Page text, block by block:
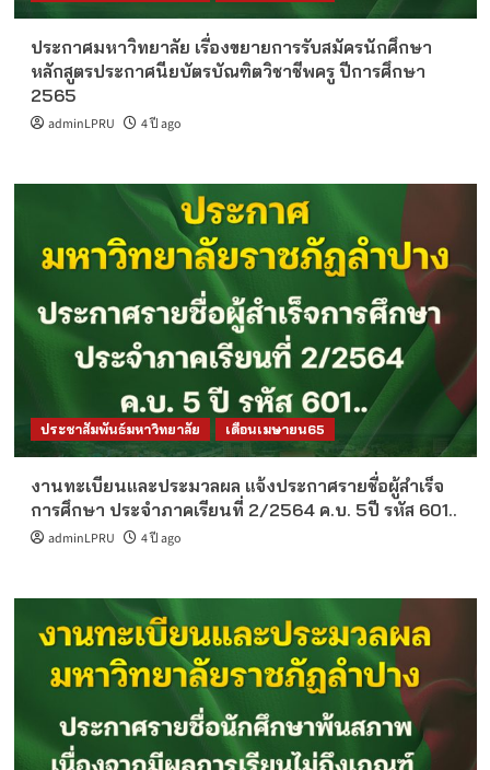
ประกาศมหาวิทยาลัย เรื่องขยายการรับสมัครนักศึกษา
หลักสูตรประกาศนียบัตรบัณฑิตวิชาชีพครู ปีการศึกษา
2565
adminLPRU 4 ปี ago
ประชาสัมพันธ์มหาวิทยาลัย เดือนเมษายน65
งานทะเบียนและประมวลผล แจ้งประกาศรายชื่อผู้สำเร็จ
การศึกษา ประจำภาคเรียนที่ 2/2564 ค.บ. 5ปี รหัส 601..
adminLPRU 4 ปี ago